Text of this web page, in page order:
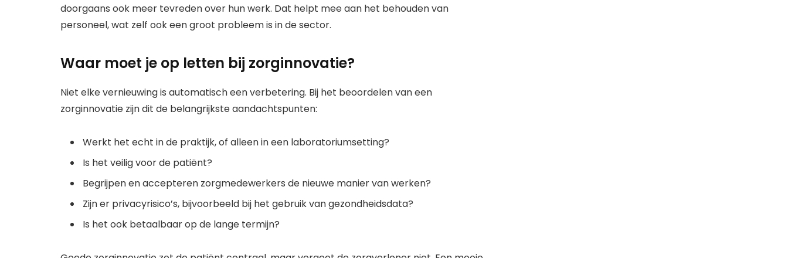
doorgaans ook meer tevreden over hun werk. Dat helpt mee aan het behouden van
personeel, wat zelf ook een groot probleem is in de sector.
Waar moet je op letten bij zorginnovatie?
Niet elke vernieuwing is automatisch een verbetering. Bij het beoordelen van een
zorginnovatie zijn dit de belangrijkste aandachtspunten:
Werkt het echt in de praktijk, of alleen in een laboratoriumsetting?
Is het veilig voor de patiënt?
Begrijpen en accepteren zorgmedewerkers de nieuwe manier van werken?
Zijn er privacyrisico’s, bijvoorbeeld bij het gebruik van gezondheidsdata?
Is het ook betaalbaar op de lange termijn?